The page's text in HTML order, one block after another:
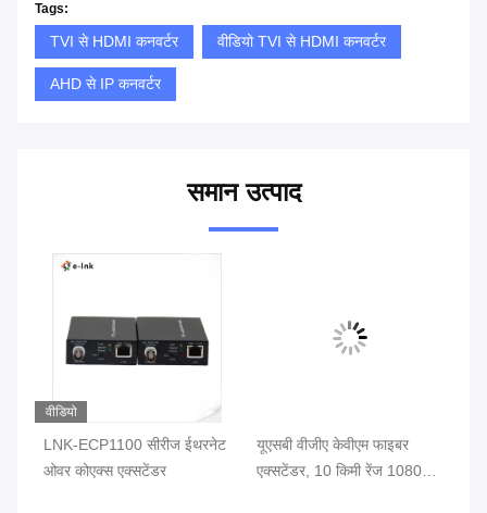
Tags:
TVI से HDMI कनवर्टर वीडियो TVI से HDMI कनवर्टर
AHD से IP कनवर्टर
समान उत्पाद
वीडियो
LNK-ECP1100 सीरीज ईथरनेट
ओवर कोएक्स एक्सटेंडर
यूएसबी वीजीए केवीएम फाइबर
एक्सटेंडर, 10 किमी रेंज 1080पी